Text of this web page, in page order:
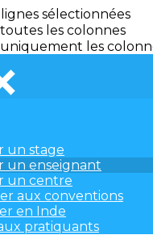
sélectionnées
les colonnes
les
un stage
un enseignant
un centre
aux conventions
en Inde
pratiquants